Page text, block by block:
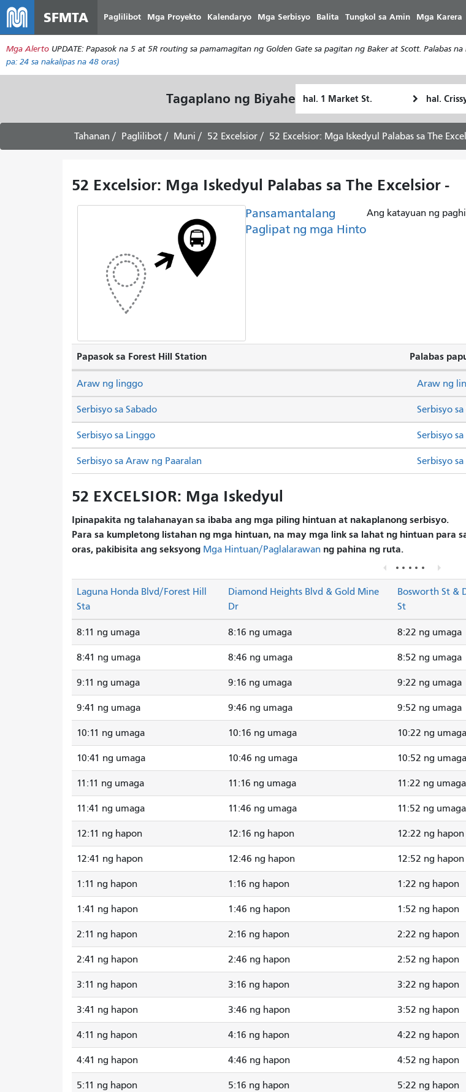
ang
nilalaman
SFMTA Paglilibot Mga Proyekto Kalendaryo Mga Serbisyo Balita Tungkol sa Amin Mga Karera
Mga Alerto UPDATE: Papasok na 5 at 5R routing sa pamamagitan ng Golden Gate sa pagitan ng Baker at Scott. Palabas
pa: 24 sa nakalipas na 48 oras)
Tagaplano ng Biyahe
Pagtatapos
Tahanan Paglilibot Muni 52 Excelsior 52 Excelsior: Mga Iskedyul Palabas sa The
52 Excelsior: Mga Iskedyul Palabas sa The Excelsior -
Pansamantalang
Paglipat ng mga Hinto
Ang katayuan ng
Papasok sa Forest Hill Station Palabas
Serbisyo sa Sabado Serbisyo
Serbisyo sa Linggo Serbisyo
Araw ng linggo Araw ng
Serbisyo sa Araw ng Paaralan Serbisyo
52 EXCELSIOR: Mga Iskedyul
Ipinapakita ng talahanayan sa ibaba ang mga piling hintuan at nakaplanong serbisyo.
Para sa kumpletong listahan ng mga hintuan, na may mga link sa lahat ng hintuan para
oras, pakibisita ang seksyong Mga Hintuan/Paglalarawan ng pahina ng ruta.
Laguna Honda Blvd/Forest Hill
Sta
Diamond Heights Blvd & Gold Mine
Dr
Bosworth St &
St
8:11 ng umaga 8:16 ng umaga 8:22 ng umaga
8:41 ng umaga 8:46 ng umaga 8:52 ng umaga
9:11 ng umaga 9:16 ng umaga 9:22 ng umaga
9:41 ng umaga 9:46 ng umaga 9:52 ng umaga
10:11 ng umaga 10:16 ng umaga 10:22 ng umaga
10:41 ng umaga 10:46 ng umaga 10:52 ng umaga
11:11 ng umaga 11:16 ng umaga 11:22 ng umaga
11:41 ng umaga 11:46 ng umaga 11:52 ng umaga
12:11 ng hapon 12:16 ng hapon 12:22 ng hapon
12:41 ng hapon 12:46 ng hapon 12:52 ng hapon
1:11 ng hapon 1:16 ng hapon 1:22 ng hapon
1:41 ng hapon 1:46 ng hapon 1:52 ng hapon
2:11 ng hapon 2:16 ng hapon 2:22 ng hapon
2:41 ng hapon 2:46 ng hapon 2:52 ng hapon
3:11 ng hapon 3:16 ng hapon 3:22 ng hapon
3:41 ng hapon 3:46 ng hapon 3:52 ng hapon
4:11 ng hapon 4:16 ng hapon 4:22 ng hapon
4:41 ng hapon 4:46 ng hapon 4:52 ng hapon
5:11 ng hapon 5:16 ng hapon 5:22 ng hapon